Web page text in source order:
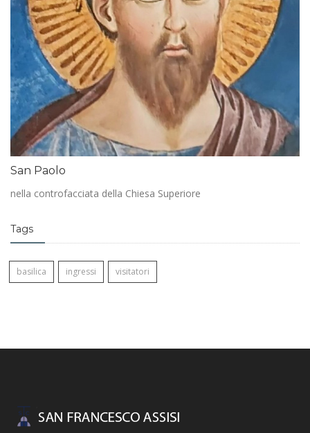
San Paolo
nella controfacciata della Chiesa Superiore
Tags
basilica ingressi visitatori